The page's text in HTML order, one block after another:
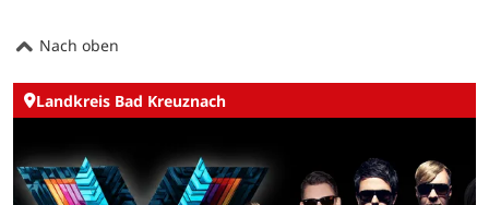
Nach oben
Landkreis Bad Kreuznach